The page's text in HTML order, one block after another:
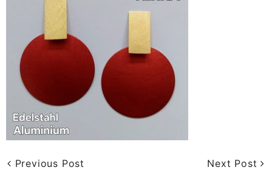
Previous Post Next Post